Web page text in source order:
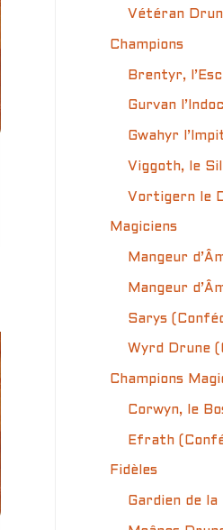
Vétéran
Champions
Brentyr,
Gurvan
Gwahyr
Viggoth, le
Vortigern le
Magiciens
Mangeur
Mangeur
Sarys
Wyrd Drune
Champions
Corwyn, le
Efrath
Fidèles
Gardien de la